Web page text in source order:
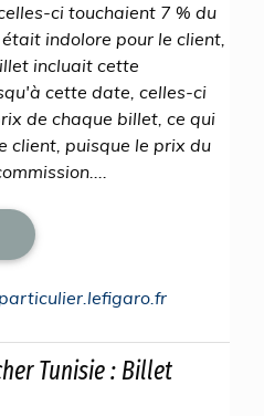
ci touchaient 7 % du
indolore pour le client,
incluait cette
cette date, celles-ci
de chaque billet, ce qui
client, puisque le prix du
Tunisie : Billet